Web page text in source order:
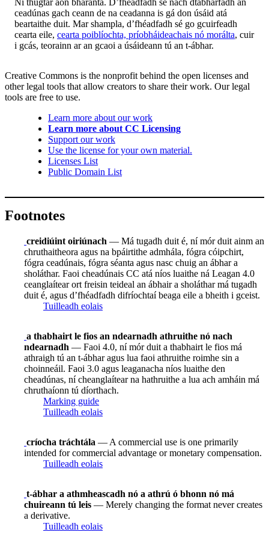
Ní thugtar aon bharánta. D’fhéadfadh sé nach dtabharfadh an
ceadúnas gach ceann de na ceadanna is gá don úsáid atá
beartaithe duit. Mar shampla, d’fhéadfadh sé go gcuirfeadh
cearta eile, cearta poiblíochta, príobháideachais nó morálta, cuir
i gcás, teorainn ar an gcaoi a úsáideann tú an t-ábhar.
Creative Commons is the nonprofit behind the open licenses and
other legal tools that allow creators to share their work. Our legal
tools are free to use.
Learn more about our work
Learn more about CC Licensing
Support our work
Use the license for your own material.
Licenses List
Public Domain List
Footnotes
creidiúint oiriúnach — Má tugadh duit é, ní mór duit ainm an
chruthaitheora agus na bpáirtithe admhála, fógra cóipchirt,
fógra ceadúnais, fógra séanta agus nasc chuig an ábhar a
sholáthar. Faoi cheadúnais CC atá níos luaithe ná Leagan 4.0
ceanglaítear ort freisin teideal an ábhair a sholáthar má tugadh
duit é, agus d’fhéadfadh difríochtaí beaga eile a bheith i gceist.
Tuilleadh eolais
a thabhairt le fios an ndearnadh athruithe nó nach
ndearnadh — Faoi 4.0, ní mór duit a thabhairt le fios má
athraigh tú an t-ábhar agus lua faoi athruithe roimhe sin a
choinneáil. Faoi 3.0 agus leaganacha níos luaithe den
cheadúnas, ní cheanglaítear na hathruithe a lua ach amháin má
chruthaíonn tú díorthach.
Marking guide
Tuilleadh eolais
críocha tráchtála — A commercial use is one primarily
intended for commercial advantage or monetary compensation.
Tuilleadh eolais
t-ábhar a athmheascadh nó a athrú ó bhonn nó má
chuireann tú leis — Merely changing the format never creates
a derivative.
Tuilleadh eolais